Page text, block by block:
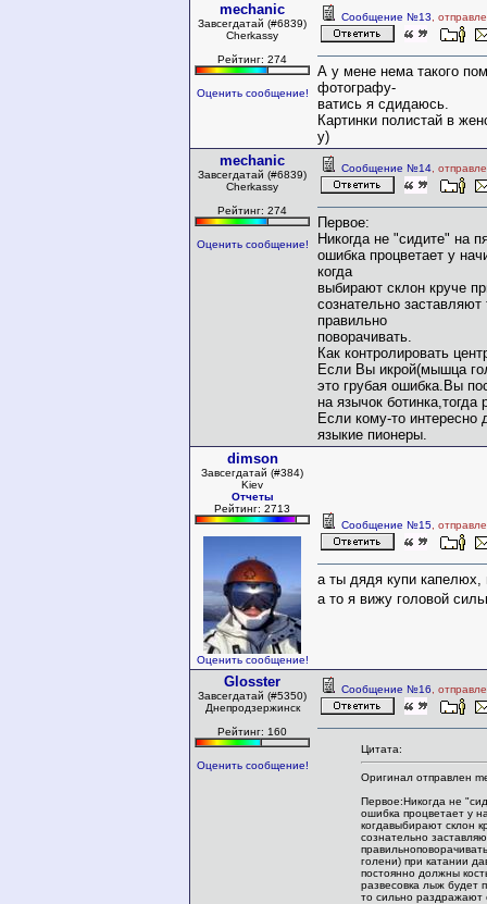
mechanic
Завсегдатай (#6839)
Cherkassy
Рейтинг: 274
Оценить сообщение!
Сообщение №13 ,
А у мене нема такого
фотографу-
ватись я сдидаюсь.
Картинки полистай в
у)
mechanic
Завсегдатай (#6839)
Cherkassy
Рейтинг: 274
Оценить сообщение!
Сообщение №14 ,
Первое:
Никогда не "сидите" на
ошибка процветает у
когда
выбирают склон круче
сознательно
правильно
поворачивать.
Как контролировать
Если Вы икрой(мышца
это грубая ошибка.Вы
на язычок
Если кому-то
языкие пионеры.
dimson
Завсегдатай (#384)
Kiev
Отчеты
Рейтинг: 2713
Оценить сообщение!
Сообщение №15 ,
а ты дядя купи капелюх,
а то я вижу головой
Glosster
Завсегдатай (#5350)
Днепродзержинск
Рейтинг: 160
Оценить сообщение!
Сообщение №16 ,
Цитата:
Оригинал отправлен
Первое:Никогда не
ошибка процветает у
когдавыбирают склон
сознательно
голени) при катании
постоянно должны
развесовка лыж будет
то сильно раздражают